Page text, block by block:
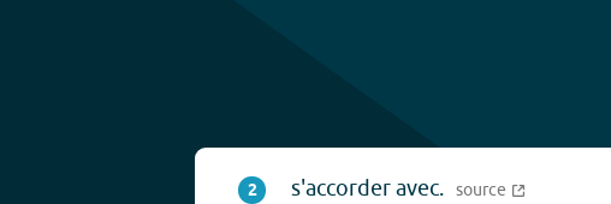
2 s'accorder avec. source